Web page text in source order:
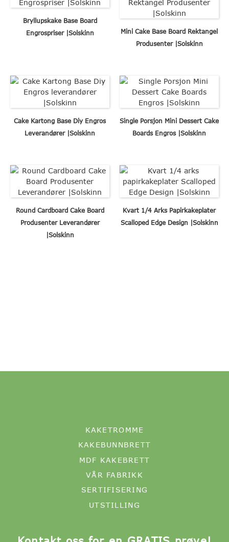
Bryllupskake Base Board
Engrospriser |Solskinn
Mini Cake Base Board Rektangel
Produsenter |Solskinn
Cake Kartong Base Diy Engros
Leverandører |Solskinn
Single Porsjon Mini Dessert Cake
Boards Engros |Solskinn
Round Cardboard Cake Board
Produsenter Leverandører
|Solskinn
Kvart 1/4 Arks Papirkakeplater
Scalloped Edge Design |Solskinn
KAKETROMME
KAKEBUNNBRETT
MDF KAKEBRETT
VÅR FABRIKK
SERTIFISERING
UTSTILLING